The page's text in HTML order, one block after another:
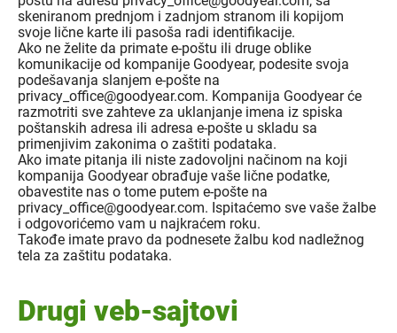
skeniranom prednjom i zadnjom stranom ili kopijom
svoje lične karte ili pasoša radi identifikacije.
Ako ne želite da primate e-poštu ili druge oblike
komunikacije od kompanije Goodyear, podesite svoja
podešavanja slanjem e-pošte na
privacy_office@goodyear.com. Kompanija Goodyear će
razmotriti sve zahteve za uklanjanje imena iz spiska
poštanskih adresa ili adresa e-pošte u skladu sa
primenjivim zakonima o zaštiti podataka.
Ako imate pitanja ili niste zadovoljni načinom na koji
kompanija Goodyear obrađuje vaše lične podatke,
obavestite nas o tome putem e-pošte na
privacy_office@goodyear.com. Ispitaćemo sve vaše žalbe
i odgovorićemo vam u najkraćem roku.
Takođe imate pravo da podnesete žalbu kod nadležnog
tela za zaštitu podataka.
Drugi veb-sajtovi